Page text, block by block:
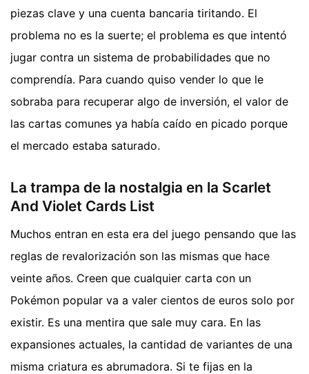
piezas clave y una cuenta bancaria tiritando. El
problema no es la suerte; el problema es que intentó
jugar contra un sistema de probabilidades que no
comprendía. Para cuando quiso vender lo que le
sobraba para recuperar algo de inversión, el valor de
las cartas comunes ya había caído en picado porque
el mercado estaba saturado.
La trampa de la nostalgia en la Scarlet
And Violet Cards List
Muchos entran en esta era del juego pensando que las
reglas de revalorización son las mismas que hace
veinte años. Creen que cualquier carta con un
Pokémon popular va a valer cientos de euros solo por
existir. Es una mentira que sale muy cara. En las
expansiones actuales, la cantidad de variantes de una
misma criatura es abrumadora. Si te fijas en la